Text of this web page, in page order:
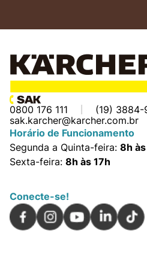
0800 176 111
(19) 3884-
sak.karcher@karcher.com.br
Horário de Funcionamento
Segunda a Quinta-feira: 8h
Sexta-feira: 8h às 17h
Conecte-se!